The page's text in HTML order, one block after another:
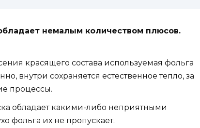
немалым количеством плюсов.
красящего состава используемая фольга
внутри сохраняется естественное тепло, за
процессы.
обладает какими-либо неприятными
фольга их не пропускает.